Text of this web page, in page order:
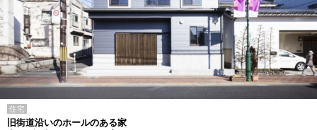
住宅
旧街道沿いのホールのある家